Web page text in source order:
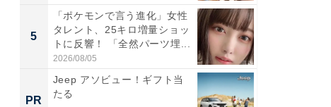
5
「ポケモンで言う進化」女性
タレント、25キロ増量ショッ
トに反響！ 「全然パーツ埋...
2026/08/05
PR
Jeep アソビュー！ギフト当
たる